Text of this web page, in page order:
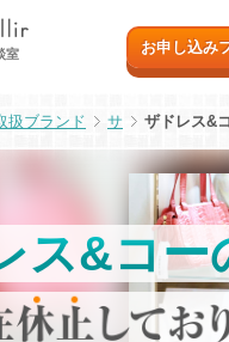
初めての方へ
出張買取
宅配買取
店頭買取
ご利用実例
室
お申し込み
扱ブランド サ ザドレス&
ス&コー